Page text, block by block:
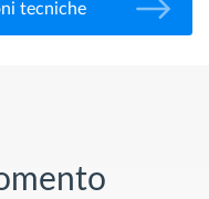
tecniche